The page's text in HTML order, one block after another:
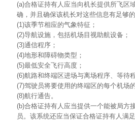
(a)合格证持有人应当向机长提供所飞区
确，并且确保该机长对这些信息有足够
(1)该季节相应的气象特征；
(2)导航设施，包括机场目视助航设备；
(3)通信程序；
(4)地形和障碍物类型；
(5)最低安全飞行高度；
(6)航路和终端区进场与离场程序、等待
(7)驾驶员将要使用的终端区的每个机场
(8)航行通告。
(b)合格证持有人应当提供一个能被局方
员。该系统还应当保证合格证持有人满